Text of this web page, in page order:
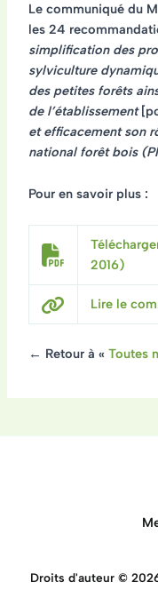
Le communiqué du
les 24
simplification des
sylviculture
des petites forêts
de l’établissement
et efficacement son
national forêt bois
Pour en savoir plus :
2016)
Lire le
← Retour à « Toutes
Droits d'auteur ©